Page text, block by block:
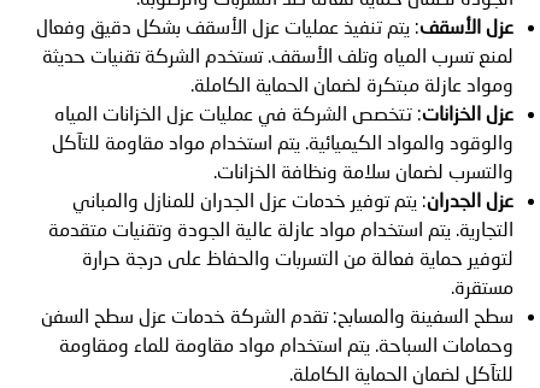
عزل الأسقف: يتم تنفيذ عمليات عزل الأسقف بشكل دقيق وفعال
لمنع تسرب المياه وتلف الأسقف. تستخدم الشركة تقنيات حديثة
ومواد عازلة مبتكرة لضمان الحماية الكاملة.
عزل الخزانات: تتخصص الشركة في عمليات عزل الخزانات المياه
والوقود والمواد الكيميائية. يتم استخدام مواد مقاومة للتآكل
والتسرب لضمان سلامة ونظافة الخزانات.
عزل الجدران: يتم توفير خدمات عزل الجدران للمنازل والمباني
التجارية. يتم استخدام مواد عازلة عالية الجودة وتقنيات متقدمة
لتوفير حماية فعالة من التسربات والحفاظ على درجة حرارة
مستقرة.
سطح السفينة والمسابح: تقدم الشركة خدمات عزل سطح السفن
وحمامات السباحة. يتم استخدام مواد مقاومة للماء ومقاومة
للتآكل لضمان الحماية الكاملة.